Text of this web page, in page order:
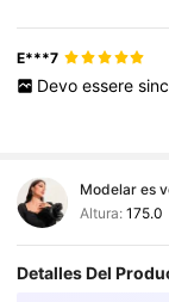
choicebuttolive
E***7
Devo essere
Modelar es
Altura: 175.0
Detalles Del